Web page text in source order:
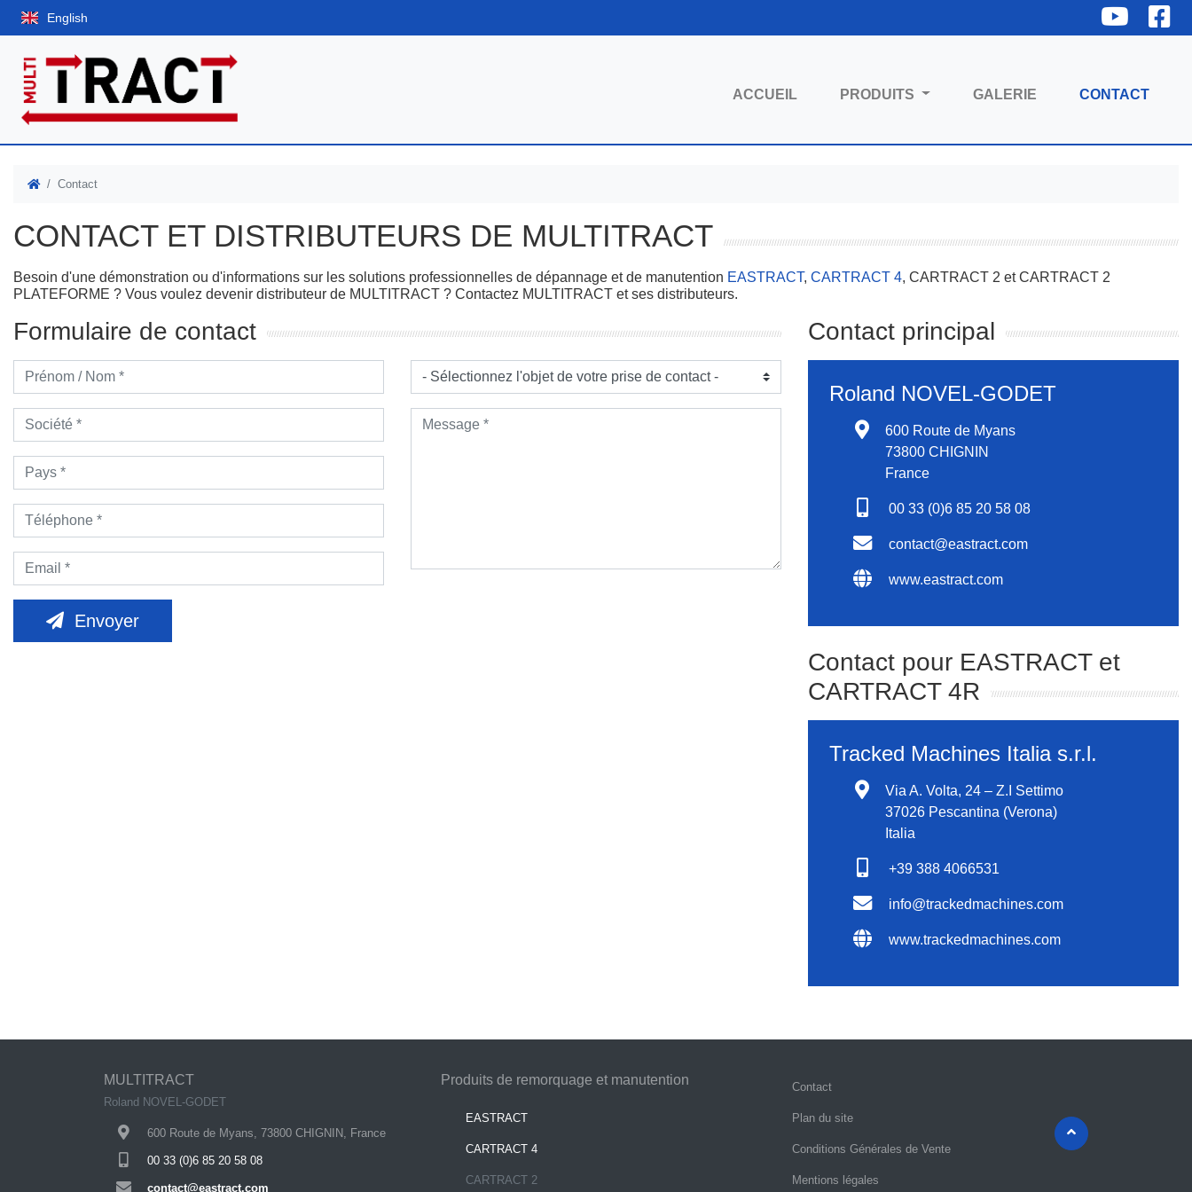
English YouTube
ACCUEIL PRODUITS GALERIE CONTACT
Contact
CONTACT ET DISTRIBUTEURS DE MULTITRACT
Besoin d'une démonstration ou d'informations sur les solutions professionnelles de dépannage et de manutention EASTRACT, CARTRACT 4, CARTRACT 2 et CARTRACT 2
PLATEFORME ? Vous voulez devenir distributeur de MULTITRACT ? Contactez MULTITRACT et ses distributeurs.
Formulaire de contact
Envoyer
Contact principal
Roland NOVEL-GODET
600 Route de Myans
73800 CHIGNIN
France
00 33 (0)6 85 20 58 08
contact@eastract.com
www.eastract.com
Contact pour EASTRACT et
CARTRACT 4R
Tracked Machines Italia s.r.l.
Via A. Volta, 24 – Z.I Settimo
37026 Pescantina (Verona)
Italia
+39 388 4066531
info@trackedmachines.com
www.trackedmachines.com
MULTITRACT
Roland NOVEL-GODET
600 Route de Myans, 73800 CHIGNIN, France
00 33 (0)6 85 20 58 08
contact@eastract.com
Produits de remorquage et manutention
EASTRACT
CARTRACT 4
CARTRACT 2
Contact
Plan du site
Conditions Générales de Vente
Mentions légales